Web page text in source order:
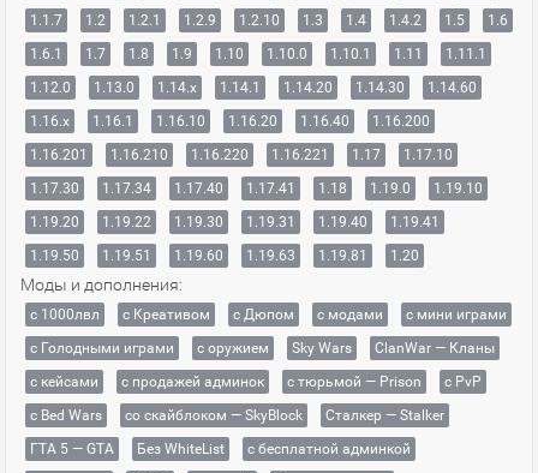
1.1.7
1.2 1.2.1 1.2.9 1.2.10 1.3 1.4 1.4.2 1.5
1.6
1.6.1
1.7 1.8 1.9 1.10 1.10.0 1.10.1 1.11
1.11.1
1.12.0
1.13.0 1.14.x 1.14.1 1.14.20 1.14.30
1.14.60
1.16.x
1.16.1 1.16.10 1.16.20 1.16.40
1.16.200
1.16.201
1.16.210 1.16.220 1.16.221 1.17
1.17.10
1.17.30
1.17.34 1.17.40 1.17.41 1.18 1.19.0
1.19.10
1.19.20
1.19.22 1.19.30 1.19.31 1.19.40
1.19.41
1.19.50
1.19.51 1.19.60 1.19.63 1.19.81 1.20
Моды и дополнения:
с 1000лвл c Креативом с Дюпом с модами
с мини играми
с Голодными играми
с оружием Sky Wars
ClanWar — Кланы
с кейсами
с продажей админок с тюрьмой — Prison
с PvP
с Bed Wars
со скайблоком — SkyBlock
Сталкер — Stalker
ГТА 5 — GTA
Без WhiteList
с бесплатной админкой